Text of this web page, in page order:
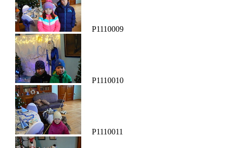
P1110009
P1110010
P1110011